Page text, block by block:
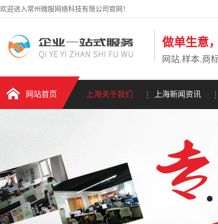
欢迎进入常州微服网络科技有限公司官网！
做单生意
网站.样本.商
网站首页 上海关于我们 上海新闻资讯